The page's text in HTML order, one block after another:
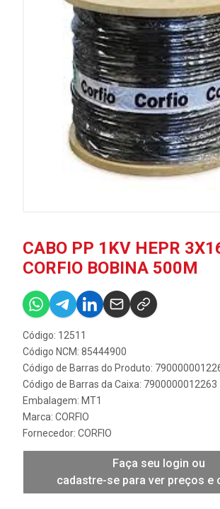
CABO PP 1KV HEPR
CORFIO BOBINA 500M
Código: 12511
Código NCM: 85444900
Código de Barras do Produto:
Código de Barras da Caixa: 7900000012263
Embalagem: MT1
Marca: CORFIO
Fornecedor: CORFIO
Faça seu login ou
cadastre-se para ver preços e